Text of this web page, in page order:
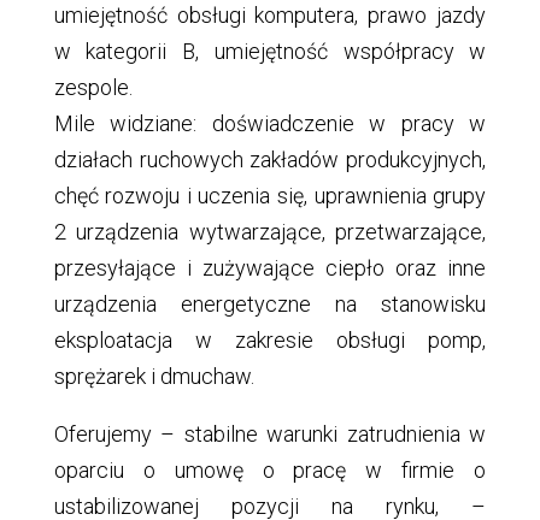
umiejętność obsługi komputera, prawo jazdy
w kategorii B, umiejętność współpracy w
zespole.
Mile widziane: doświadczenie w pracy w
działach ruchowych zakładów produkcyjnych,
chęć rozwoju i uczenia się, uprawnienia grupy
2 urządzenia wytwarzające, przetwarzające,
przesyłające i zużywające ciepło oraz inne
urządzenia energetyczne na stanowisku
eksploatacja w zakresie obsługi pomp,
sprężarek i dmuchaw.
Oferujemy – stabilne warunki zatrudnienia w
oparciu o umowę o pracę w firmie o
ustabilizowanej pozycji na rynku, –